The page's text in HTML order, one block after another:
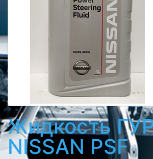
Жидкость
NISSAN PSF